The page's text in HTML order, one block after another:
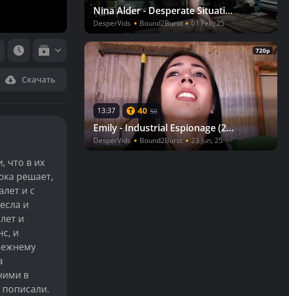
Скачать
что в их
решает,
и с
и
и
и
в
Nina Alder - Desperate Situation
DesperVids Bound2Burst 01 Feb, 25
720p
13:37 40 50
Emily - Industrial Espionage (2025 Remaster)
DesperVids Bound2Burst 23 Jun, 25